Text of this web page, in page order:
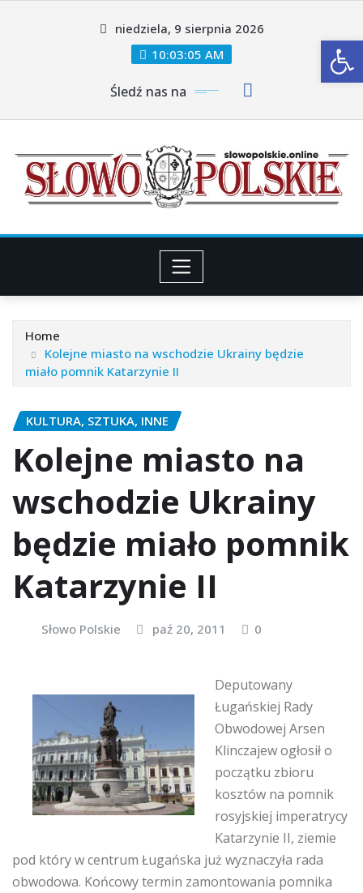
niedziela, 9 sierpnia 2026
10:03:08 AM
Śledź nas na
Home
Kolejne miasto na wschodzie Ukrainy będzie
miało pomnik Katarzynie II
KULTURA, SZTUKA, INNE
Kolejne miasto na
wschodzie Ukrainy
będzie miało pomnik
Katarzynie II
Słowo Polskie paź 20, 2011 0
Deputowany
Ługańskiej Rady
Obwodowej Arsen
Klinczajew ogłosił o
początku zbioru
kosztów na pomnik
rosyjskiej imperatrycy
Katarzynie II, ziemie
pod który w centrum Ługańska już wyznaczyła rada
obwodowa. Końcowy termin zamontowania pomnika